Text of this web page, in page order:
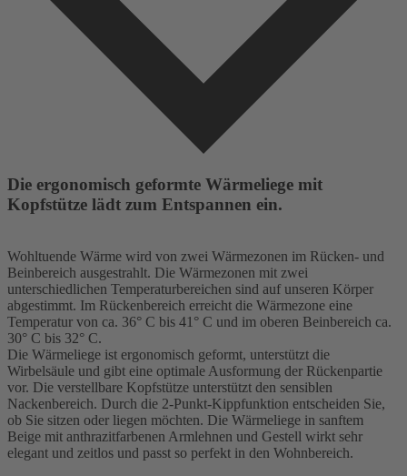
Die ergonomisch geformte Wärmeliege mit
Kopfstütze lädt zum Entspannen ein.
Wohltuende Wärme wird von zwei Wärmezonen im Rücken- und
Beinbereich ausgestrahlt. Die Wärmezonen mit zwei
unterschiedlichen Temperaturbereichen sind auf unseren Körper
abgestimmt. Im Rückenbereich erreicht die Wärmezone eine
Temperatur von ca. 36° C bis 41° C und im oberen Beinbereich ca.
30° C bis 32° C.
Die Wärmeliege ist ergonomisch geformt, unterstützt die
Wirbelsäule und gibt eine optimale Ausformung der Rückenpartie
vor. Die verstellbare Kopfstütze unterstützt den sensiblen
Nackenbereich. Durch die 2-Punkt-Kippfunktion entscheiden Sie,
ob Sie sitzen oder liegen möchten. Die Wärmeliege in sanftem
Beige mit anthrazitfarbenen Armlehnen und Gestell wirkt sehr
elegant und zeitlos und passt so perfekt in den Wohnbereich.